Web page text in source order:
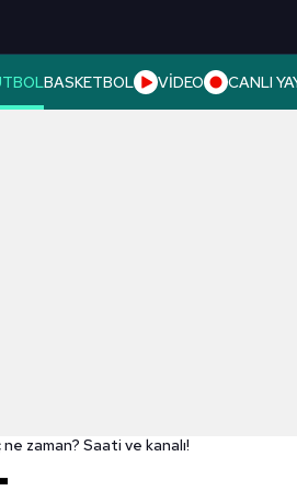
BASKETBOL VİDEO CANLI
zaman? Saati ve kanalı!